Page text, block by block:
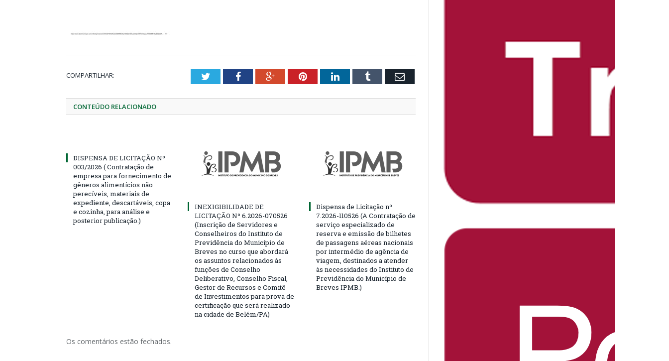
COMPARTILHAR: TwitterFacebookGoogle+PinterestLinkedInTumblr Email
CONTEÚDO RELACIONADO
DISPENSA DE LICITAÇÃO Nº
003/2026 ( Contratação de
empresa para fornecimento de
gêneros alimentícios não
perecíveis, materiais de
expediente, descartáveis, copa
e cozinha, para análise e
posterior publicação.)
INEXIGIBILIDADE DE
LICITAÇÃO Nº 6.2026-070526
(Inscrição de Servidores e
Conselheiros do Instituto de
Previdência do Município de
Breves no curso que abordará
os assuntos relacionados às
funções de Conselho
Deliberativo, Conselho Fiscal,
Gestor de Recursos e Comitê
de Investimentos para prova de
certificação que será realizado
na cidade de Belém/PA)
Dispensa de Licitação nº
7.2026-110526 (A Contratação de
serviço especializado de
reserva e emissão de bilhetes
de passagens aéreas nacionais
por intermédio de agência de
viagem, destinados a atender
às necessidades do Instituto de
Previdência do Município de
Breves IPMB.)
Os comentários estão fechados.